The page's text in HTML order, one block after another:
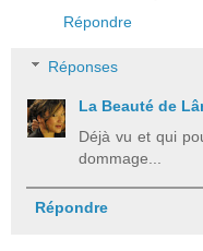
Répondre
Réponses
La Beauté de
Déjà vu et qui
dommage...
Répondre